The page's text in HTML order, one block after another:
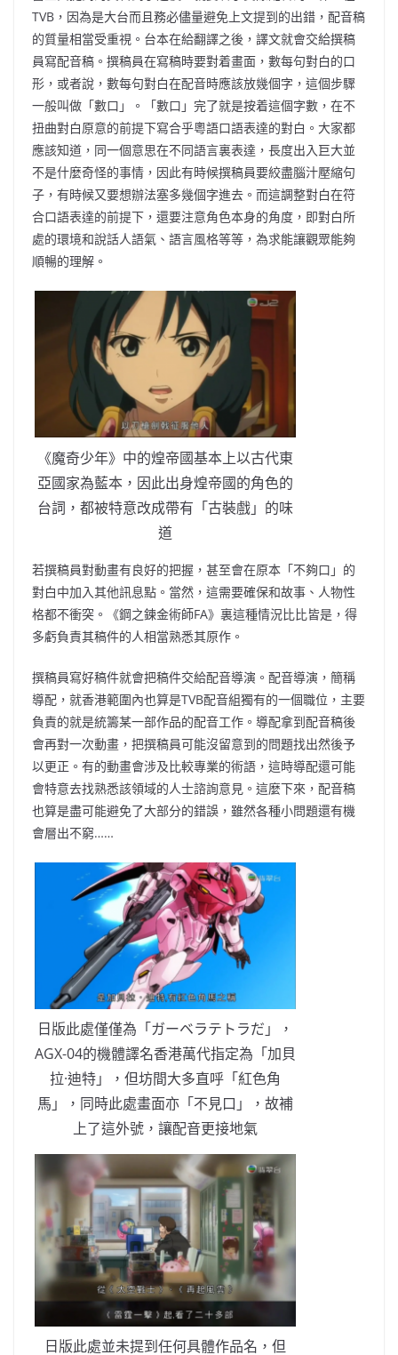
TVB，因為是大台而且務必儘量避免上文提到的出錯，配音稿
的質量相當受重視。台本在給翻譯之後，譯文就會交給撰稿
員寫配音稿。撰稿員在寫稿時要對着畫面，數每句對白的口
形，或者說，數每句對白在配音時應該放幾個字，這個步驟
一般叫做「數口」。「數口」完了就是按着這個字數，在不
扭曲對白原意的前提下寫合乎粵語口語表達的對白。大家都
應該知道，同一個意思在不同語言裏表達，長度出入巨大並
不是什麼奇怪的事情，因此有時候撰稿員要絞盡腦汁壓縮句
子，有時候又要想辦法塞多幾個字進去。而這調整對白在符
合口語表達的前提下，還要注意角色本身的角度，即對白所
處的環境和說話人語氣、語言風格等等，為求能讓觀眾能夠
順暢的理解。
《魔奇少年》中的煌帝國基本上以古代東
亞國家為藍本，因此出身煌帝國的角色的
台詞，都被特意改成帶有「古裝戲」的味
道
若撰稿員對動畫有良好的把握，甚至會在原本「不夠口」的
對白中加入其他訊息點。當然，這需要確保和故事、人物性
格都不衝突。《鋼之鍊金術師FA》裏這種情況比比皆是，得
多虧負責其稿件的人相當熟悉其原作。
撰稿員寫好稿件就會把稿件交給配音導演。配音導演，簡稱
導配，就香港範圍內也算是TVB配音組獨有的一個職位，主要
負責的就是統籌某一部作品的配音工作。導配拿到配音稿後
會再對一次動畫，把撰稿員可能沒留意到的問題找出然後予
以更正。有的動畫會涉及比較專業的術語，這時導配還可能
會特意去找熟悉該領域的人士諮詢意見。這麼下來，配音稿
也算是盡可能避免了大部分的錯誤，雖然各種小問題還有機
會層出不窮……
日版此處僅僅為「ガーベラテトラだ」，
AGX-04的機體譯名香港萬代指定為「加貝
拉·迪特」，但坊間大多直呼「紅色角
馬」，同時此處畫面亦「不見口」，故補
上了這外號，讓配音更接地氣
日版此處並未提到任何具體作品名，但